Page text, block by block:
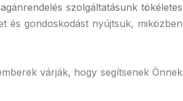
szolgáltatásunk tökéletes
és gondoskodást nyújtsuk, miközben
várják, hogy segítsenek Önnek